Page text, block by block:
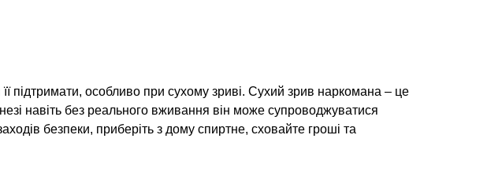
підтримати, особливо при сухому зриві. Сухий зрив наркомана – це
навіть без реального вживання він може супроводжуватися
безпеки, приберіть з дому спиртне, сховайте гроші та